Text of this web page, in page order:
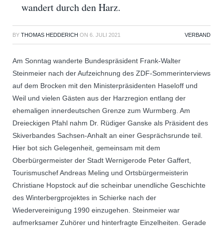
wandert durch den Harz.
BY THOMAS HEDDERICH ON 6. JULI 2021 VERBAND
Am Sonntag wanderte Bundespräsident Frank-Walter
Steinmeier nach der Aufzeichnung des ZDF-Sommerinterviews
auf dem Brocken mit den Ministerpräsidenten Haseloff und
Weil und vielen Gästen aus der Harzregion entlang der
ehemaligen innerdeutschen Grenze zum Wurmberg. Am
Dreieckigen Pfahl nahm Dr. Rüdiger Ganske als Präsident des
Skiverbandes Sachsen-Anhalt an einer Gesprächsrunde teil.
Hier bot sich Gelegenheit, gemeinsam mit dem
Oberbürgermeister der Stadt Wernigerode Peter Gaffert,
Tourismuschef Andreas Meling und Ortsbürgermeisterin
Christiane Hopstock auf die scheinbar unendliche Geschichte
des Winterbergprojektes in Schierke nach der
Wiedervereinigung 1990 einzugehen. Steinmeier war
aufmerksamer Zuhörer und hinterfragte Einzelheiten. Gerade